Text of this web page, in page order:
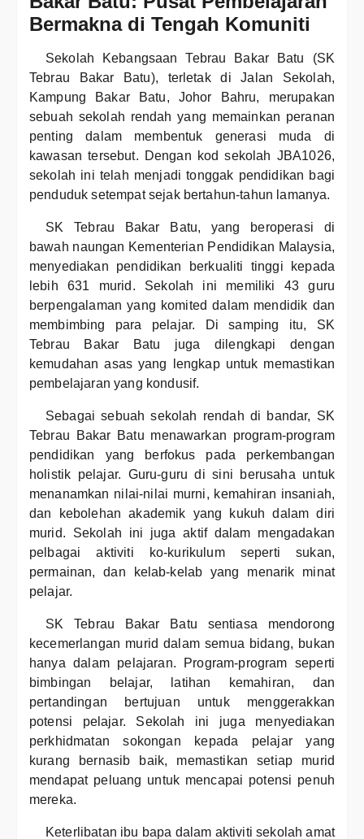
Bermakna di Tengah Komuniti
Sekolah Kebangsaan Tebrau Bakar Batu (SK
Tebrau Bakar Batu), terletak di Jalan Sekolah,
Kampung Bakar Batu, Johor Bahru, merupakan
sebuah sekolah rendah yang memainkan peranan
penting dalam membentuk generasi muda di
kawasan tersebut. Dengan kod sekolah JBA1026,
sekolah ini telah menjadi tonggak pendidikan bagi
penduduk setempat sejak bertahun-tahun lamanya.
SK Tebrau Bakar Batu, yang beroperasi di
bawah naungan Kementerian Pendidikan Malaysia,
menyediakan pendidikan berkualiti tinggi kepada
lebih 631 murid. Sekolah ini memiliki 43 guru
berpengalaman yang komited dalam mendidik dan
membimbing para pelajar. Di samping itu, SK
Tebrau Bakar Batu juga dilengkapi dengan
kemudahan asas yang lengkap untuk memastikan
pembelajaran yang kondusif.
Sebagai sebuah sekolah rendah di bandar, SK
Tebrau Bakar Batu menawarkan program-program
pendidikan yang berfokus pada perkembangan
holistik pelajar. Guru-guru di sini berusaha untuk
menanamkan nilai-nilai murni, kemahiran insaniah,
dan kebolehan akademik yang kukuh dalam diri
murid. Sekolah ini juga aktif dalam mengadakan
pelbagai aktiviti ko-kurikulum seperti sukan,
permainan, dan kelab-kelab yang menarik minat
pelajar.
SK Tebrau Bakar Batu sentiasa mendorong
kecemerlangan murid dalam semua bidang, bukan
hanya dalam pelajaran. Program-program seperti
bimbingan belajar, latihan kemahiran, dan
pertandingan bertujuan untuk menggerakkan
potensi pelajar. Sekolah ini juga menyediakan
perkhidmatan sokongan kepada pelajar yang
kurang bernasib baik, memastikan setiap murid
mendapat peluang untuk mencapai potensi penuh
mereka.
Keterlibatan ibu bapa dalam aktiviti sekolah amat